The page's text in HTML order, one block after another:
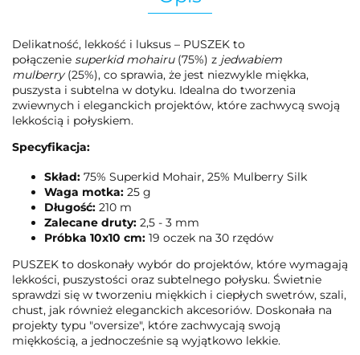
Delikatność, lekkość i luksus – PUSZEK to
połączenie superkid mohairu (75%) z jedwabiem
mulberry (25%), co sprawia, że jest niezwykle miękka,
puszysta i subtelna w dotyku. Idealna do tworzenia
zwiewnych i eleganckich projektów, które zachwycą swoją
lekkością i połyskiem.
Specyfikacja:
Skład: 75% Superkid Mohair, 25% Mulberry Silk
Waga motka: 25 g
Długość: 210 m
Zalecane druty: 2,5 - 3 mm
Próbka 10x10 cm: 19 oczek na 30 rzędów
PUSZEK to doskonały wybór do projektów, które wymagają
lekkości, puszystości oraz subtelnego połysku. Świetnie
sprawdzi się w tworzeniu miękkich i ciepłych swetrów, szali,
chust, jak również eleganckich akcesoriów. Doskonała na
projekty typu "oversize", które zachwycają swoją
miękkością, a jednocześnie są wyjątkowo lekkie.